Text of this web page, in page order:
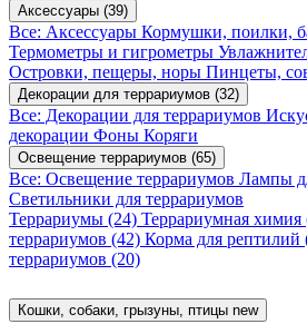
Аксессуары (39)
Все: Аксессуары Кормушки, поилки,
Термометры и гигрометры
Островки, пещеры, норы Пинцеты,
Декорации для террариумов (32)
Все: Декорации для террариумов
декорации Фоны Коряги
Освещение террариумов (65)
Все: Освещение террариумов Лампы
Светильники для террариумов
Террариумы (24) Террариумная химия
террариумов (42) Корма для рептилий
террариумов (20)
Кошки, собаки, грызуны, птицы new